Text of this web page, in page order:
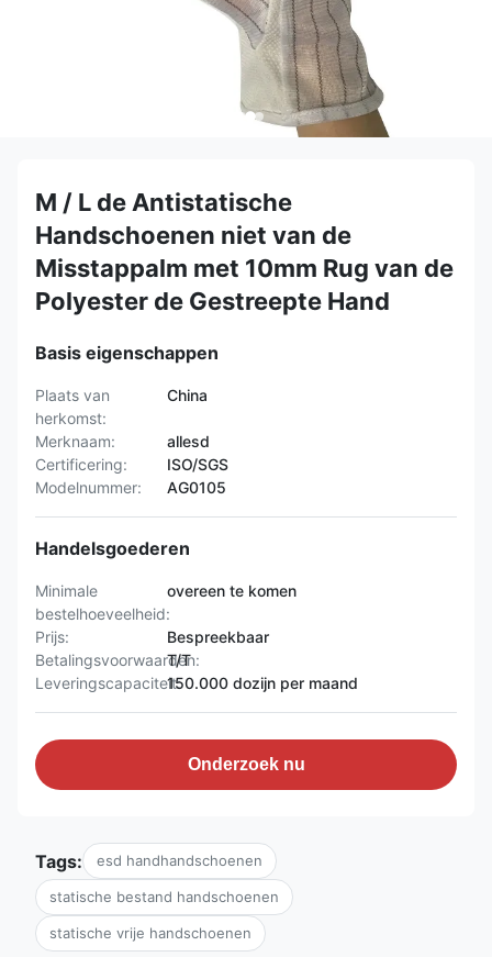
M / L de Antistatische
Handschoenen niet van de
Misstappalm met 10mm Rug van de
Polyester de Gestreepte Hand
Basis eigenschappen
Plaats van
herkomst:
China
Merknaam:
allesd
Certificering:
ISO/SGS
Modelnummer:
AG0105
Handelsgoederen
Minimale
bestelhoeveelheid:
overeen te komen
Prijs:
Bespreekbaar
Betalingsvoorwaarden:
T/T
Leveringscapaciteit:150.000 dozijn per maand
Onderzoek nu
Tags: esd handhandschoenen
statische bestand handschoenen
statische vrije handschoenen